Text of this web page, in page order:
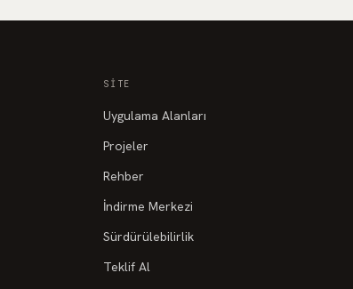
SITE
Uygulama Alanları
Projeler
Rehber
İndirme Merkezi
Sürdürülebilirlik
Teklif Al